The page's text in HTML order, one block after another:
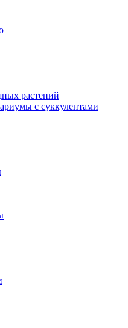
растений
с суккулентами